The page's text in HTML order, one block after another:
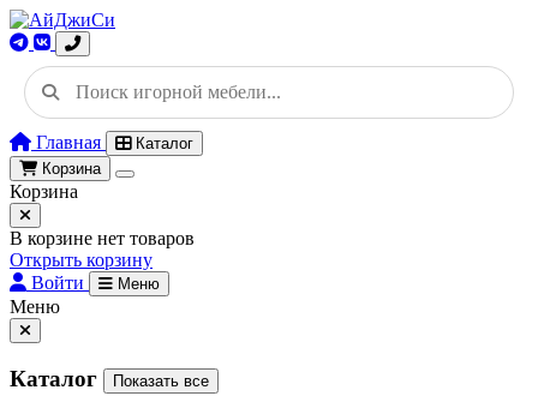
Главная
Каталог
Корзина
Корзина
В корзине нет товаров
Открыть корзину
Войти
Меню
Меню
Каталог Показать все